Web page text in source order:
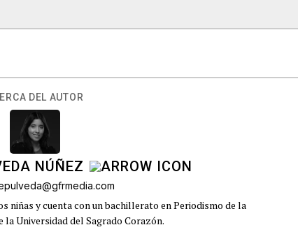
DEL AUTOR
NÚÑEZ
niñas y cuenta con un bachillerato en Periodismo de la
la Universidad del Sagrado Corazón.